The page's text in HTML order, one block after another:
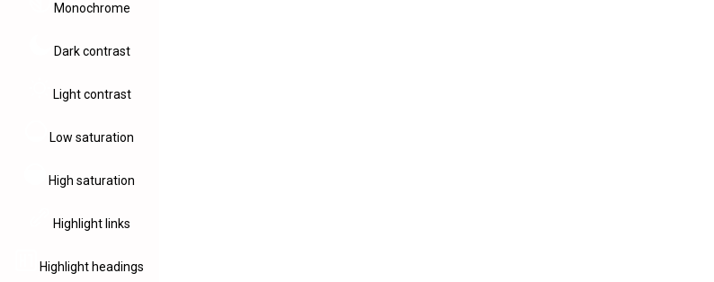
Monochrome
Dark contrast
Light contrast
Low saturation
High saturation
Highlight links
Highlight headings